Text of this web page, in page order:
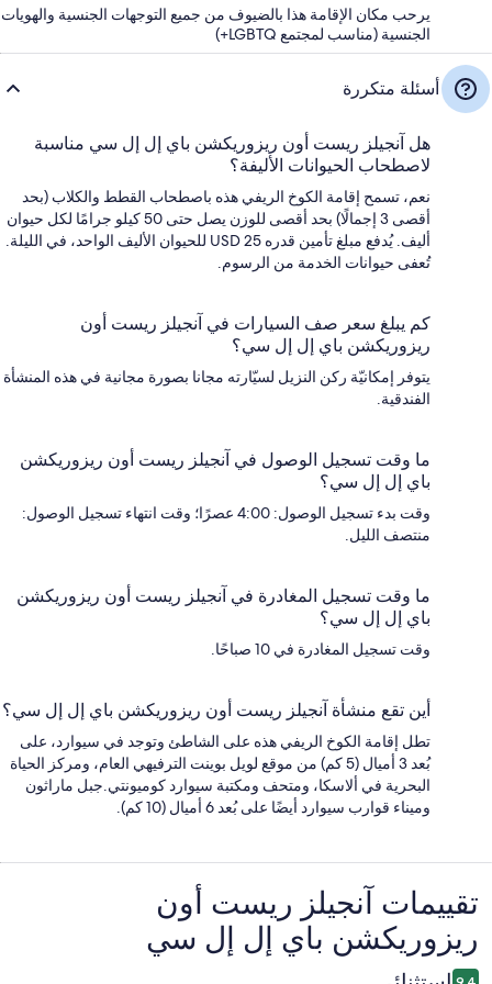
يرحب مكان الإقامة هذا بالضيوف من جميع التوجهات الجنسية والهويات
الجنسية (مناسب لمجتمع LGBTQ+)
أسئلة متكررة
هل آنجيلز ريست أون ريزوريكشن باي إل إل سي مناسبة
لاصطحاب الحيوانات الأليفة؟
نعم، تسمح إقامة الكوخ الريفي هذه باصطحاب القطط والكلاب (بحد
أقصى 3 إجمالًا) بحد أقصى للوزن يصل حتى 50 كيلو جرامًا لكل حيوان
أليف. يُدفع مبلغ تأمين قدره USD 25 للحيوان الأليف الواحد، في الليلة.
تُعفى حيوانات الخدمة من الرسوم.
كم يبلغ سعر صف السيارات في آنجيلز ريست أون
ريزوريكشن باي إل إل سي؟
يتوفر إمكانيّة ركن النزيل لسيّارته مجانا بصورة مجانية في هذه المنشأة
الفندقية.
ما وقت تسجيل الوصول في آنجيلز ريست أون ريزوريكشن
باي إل إل سي؟
وقت بدء تسجيل الوصول: 4:00 عصرًا؛ وقت انتهاء تسجيل الوصول:
منتصف الليل.
ما وقت تسجيل المغادرة في آنجيلز ريست أون ريزوريكشن
باي إل إل سي؟
وقت تسجيل المغادرة في 10 صباحًا.
أين تقع منشأة آنجيلز ريست أون ريزوريكشن باي إل إل سي؟
تطل إقامة الكوخ الريفي هذه على الشاطئ وتوجد في سيوارد، على
بُعد 3 أميال (5 كم) من موقع لويل بوينت الترفيهي العام، ومركز الحياة
البحرية في ألاسكا، ومتحف ومكتبة سيوارد كوميونتي.جبل ماراثون
وميناء قوارب سيوارد أيضًا على بُعد 6 أميال (10 كم).
التقييمات تقييمات ⁦آنجيلز ريست أون
ريزوريكشن باي إل إل سي⁩